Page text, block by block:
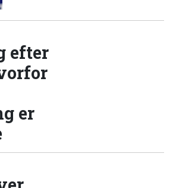
efter
er